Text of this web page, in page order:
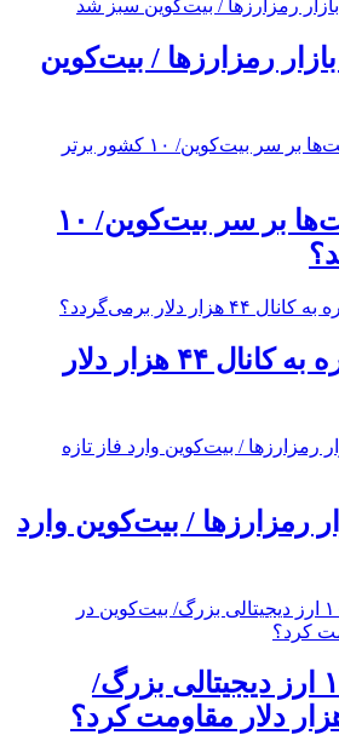
رمزارزها / بیت‌کوین
رقابت پنهان دولت‌ها بر سر بیت‌کوین/ ۱۰
آیا بیت‌کوین دوباره به کانال ۴۴ هزار دلار
رمزارزها / بیت‌کوین وارد
تغییرات قیمتی ۱۰ ارز دیجیتالی بزرگ/